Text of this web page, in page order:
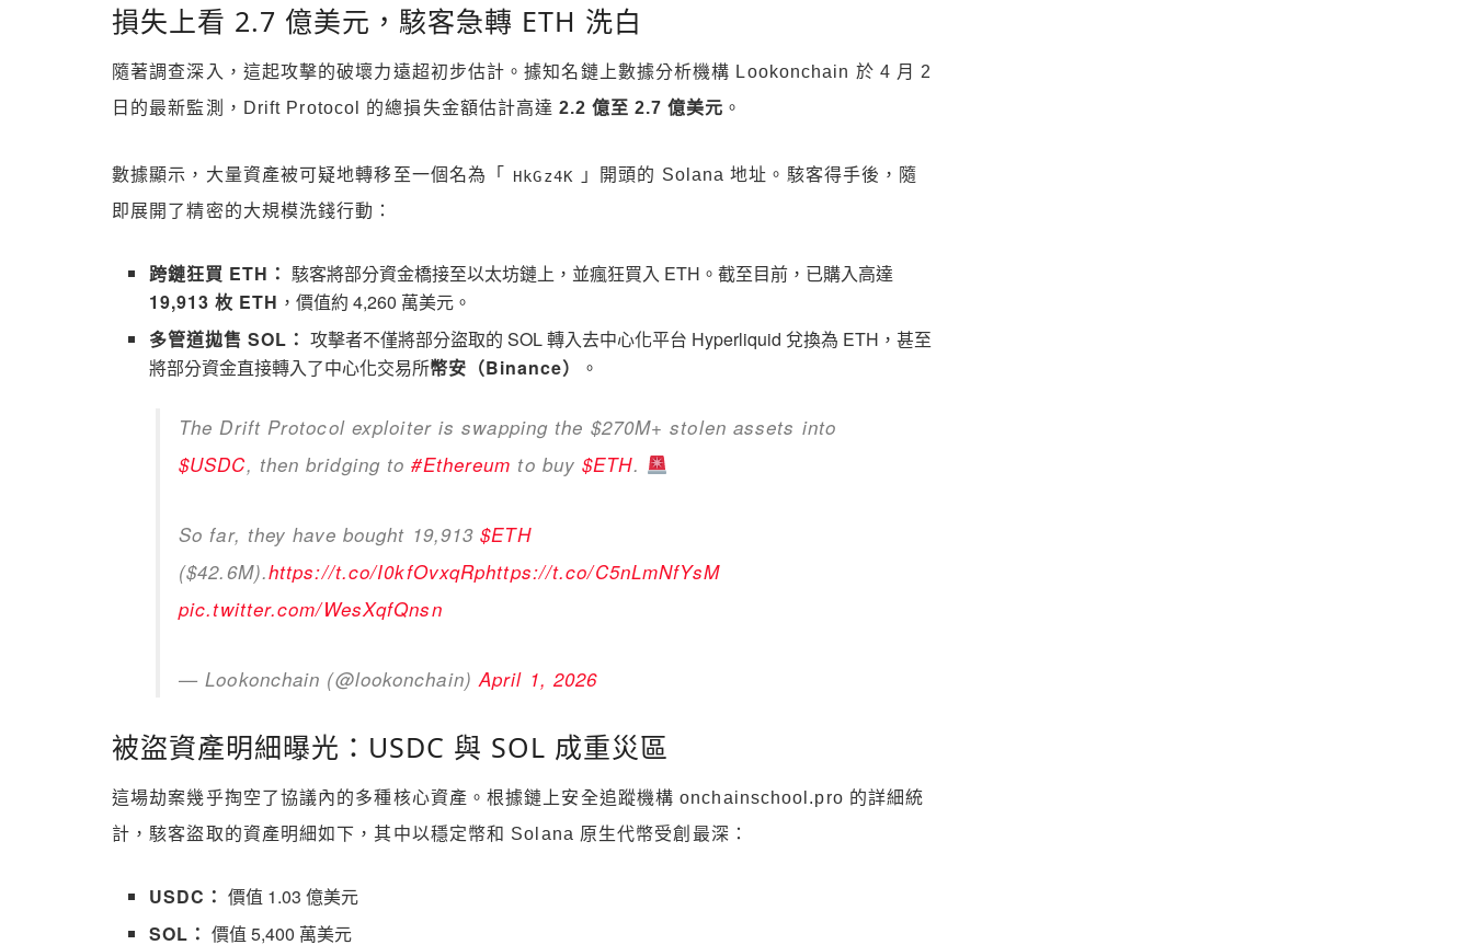
損失上看 2.7 億美元，駭客急轉 ETH 洗白
隨著調查深入，這起攻擊的破壞力遠超初步估計。據知名鏈上數據分析機構 Lookonchain 於 4 月 2
日的最新監測，Drift Protocol 的總損失金額估計高達2.2 億至 2.7 億美元 。
數據顯示，大量資產被可疑地轉移至一個名為「 HkGz4K
」開頭的 Solana 地址。駭客得手後，隨
即展開了精密的大規模洗錢行動：
跨鏈狂買 ETH： 駭客將部分資金橋接至以太坊鏈上，並瘋狂買入 ETH。截至目前，已購入高達
19,913 枚 ETH ，價值約 4,260 萬美元。
多管道拋售 SOL： 攻擊者不僅將部分盜取的 SOL 轉入去中心化平台 Hyperliquid 兌換為 ETH，甚至
將部分資金直接轉入了中心化交易所幣安（Binance） 。
The Drift Protocol exploiter is swapping the $270M+ stolen assets into
$USDC, then bridging to#Ethereum to buy$ETH.
So far, they have bought 19,913$ETH
($42.6M).https://t.co/I0kfOvxqRphttps://t.co/C5nLmNfYsM
pic.twitter.com/WesXqfQnsn
— Lookonchain (@lookonchain)April 1, 2026
被盜資產明細曝光：USDC 與 SOL 成重災區
這場劫案幾乎掏空了協議內的多種核心資產。根據鏈上安全追蹤機構 onchainschool.pro 的詳細統
計，駭客盜取的資產明細如下，其中以穩定幣和 Solana 原生代幣受創最深：
USDC： 價值 1.03 億美元
SOL： 價值 5,400 萬美元